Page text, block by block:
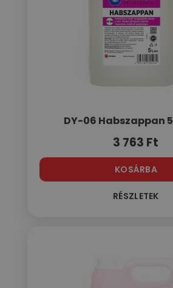
DY-06 Habszappan
3 763 Ft
KOSÁRBA
RÉSZLETEK